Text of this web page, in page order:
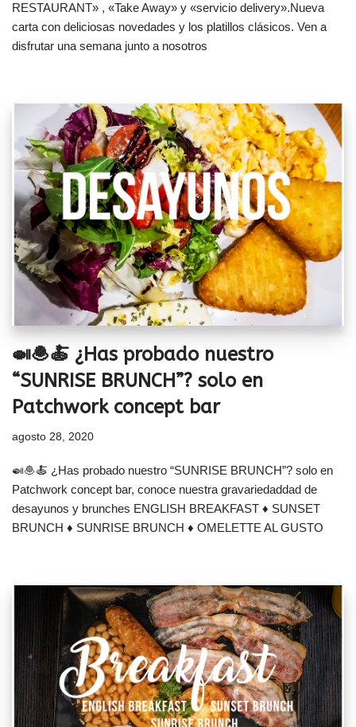
RESTAURANT» , «Take Away» y «servicio delivery».Nueva
carta con deliciosas novedades y los platillos clásicos. Ven a
disfrutar una semana junto a nosotros
🍛🧆🍝 ¿Has probado nuestro
“SUNRISE BRUNCH”? solo en
Patchwork concept bar
agosto 28, 2020
🍛🧆🍝 ¿Has probado nuestro “SUNRISE BRUNCH”? solo en
Patchwork concept bar, conoce nuestra gravariedaddad de
desayunos y brunches ENGLISH BREAKFAST ♦ SUNSET
BRUNCH ♦ SUNRISE BRUNCH ♦ OMELETTE AL GUSTO
Accede a nuestra lista
Participarás en sorteos, descuentos,
No, gracias